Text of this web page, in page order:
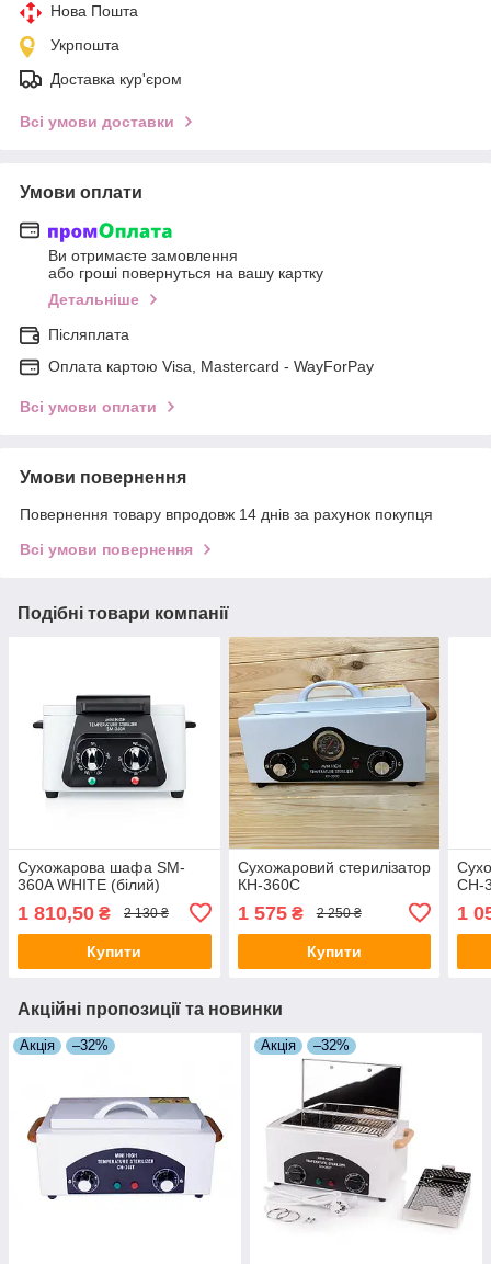
Нова Пошта
Укрпошта
Доставка кур'єром
Всі умови доставки
Умови оплати
Ви отримаєте замовлення
або гроші повернуться на вашу картку
Детальніше
Післяплата
Оплата картою Visa, Mastercard - WayForPay
Всі умови оплати
Умови повернення
Повернення товару впродовж 14 днів за рахунок покупця
Всі умови повернення
Подібні товари компанії
Сухожарова шафа SM-
360A WHITE (білий)
1 810,50 ₴ 2 130 ₴
Купити
Сухожаровий стерилізатор
КH-360С
1 575₴ 2 250 ₴
Купити
CH-
1
Акційні пропозиції та новинки
Акція –32% Акція –32%